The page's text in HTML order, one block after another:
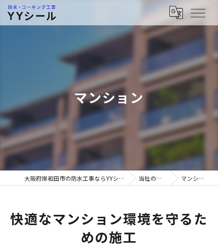
マンション
大阪府岸和田市の防水工事ならYYシール 当社の特徴 マンション
快適なマンション環境を守るた
めの施工